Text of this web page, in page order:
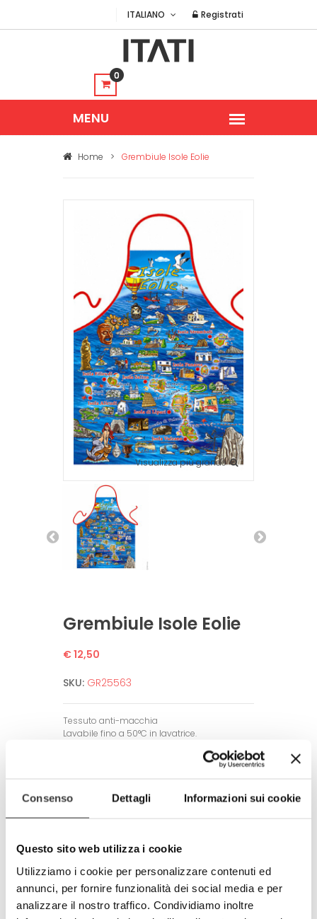
Consenso Dettagli Informazioni sui cookie
Questo sito web utilizza i cookie
Utilizziamo i cookie per personalizzare contenuti ed
annunci, per fornire funzionalità dei social media e per
analizzare il nostro traffico. Condividiamo inoltre
ITALIANO Registrati
0
Home > Grembiule Isole Eolie
Visualizza più grande
Grembiule Isole Eolie
€ 12,50
SKU: GR25563
Tessuto anti-macchia
Lavabile fino a 50°C in lavatrice.
grazie a tecniche di stampa all’avanguardia.
Amico dell’ambiente e dell’uomo.
100% made in Italy
© Modello e disegno registrato.
E’ vietata la riproduzione anche